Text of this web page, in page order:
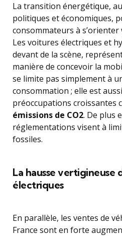
La transition énergétique,
politiques et économiques,
consommateurs à
Les voitures électriques et
devant de la scène,
manière de concevoir la
se limite pas simplement à
consommation ; elle est
préoccupations croissantes
émissions de CO2. De plus
réglementations visent à
fossiles.
La hausse vertigineuse
électriques
En parallèle, les ventes de
France sont en forte